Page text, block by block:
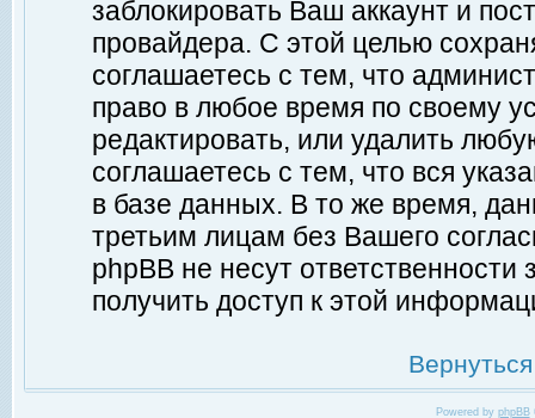
заблокировать Ваш аккаунт и
провайдера. С этой целью
соглашаетесь с тем, что
право в любое время по своему
редактировать, или удалить
соглашаетесь с тем, что вся
в базе данных. В то же время,
третьим лицам без Вашего
phpBB не несут ответственности
получить доступ к этой
Powered by phpBB